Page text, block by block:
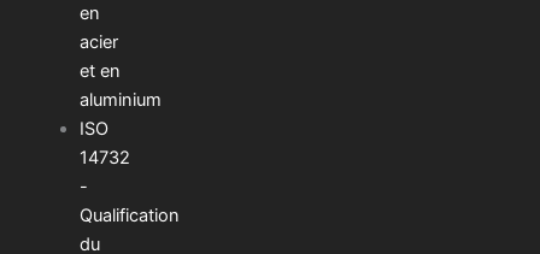
en
acier
et en
aluminium
ISO
14732
-
Qualification
du